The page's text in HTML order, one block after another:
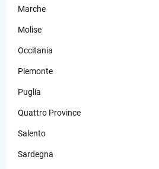
Marche
Molise
Occitania
Piemonte
Puglia
Quattro Province
Salento
Sardegna